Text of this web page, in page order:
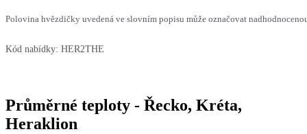
Polovina hvězdičky uvedená ve slovním popisu může označovat
Kód nabídky: HER2THE
Průměrné teploty - Řecko, Kréta,
Heraklion